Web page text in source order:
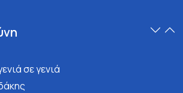
σε γενιά